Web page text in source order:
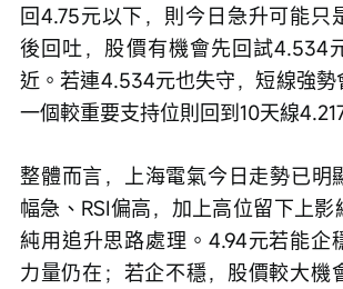
回4.75元以下，則今日急升可能只
後回吐，股價有機會先回試4.534
近。若連4.534元也失守，短線強勢
一個較重要支持位則回到10天線
整體而言，上海電氣今日走勢已明
幅急、RSI偏高，加上高位留下上
純用追升思路處理。4.94元若能企
力量仍在；若企不穩，股價較大機